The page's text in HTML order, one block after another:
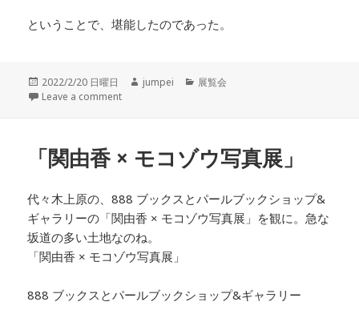
ということで、堪能したのであった。
投
稿
2022/2/20 日曜日
作
jumpei
カ
展覧会
Leave a comment
「関由香 × モコゾウ写真展」
代々木上原の、888 ブックスとパールブックショップ&
ギャラリーの「関由香 × モコゾウ写真展」を観に。急な
坂道の多い土地なのね。
「関由香 × モコゾウ写真展」
888 ブックスとパールブックショップ&ギャラリー